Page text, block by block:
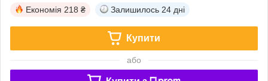
Економія 218 ₴ Залишилось 24 дні
Купити
або